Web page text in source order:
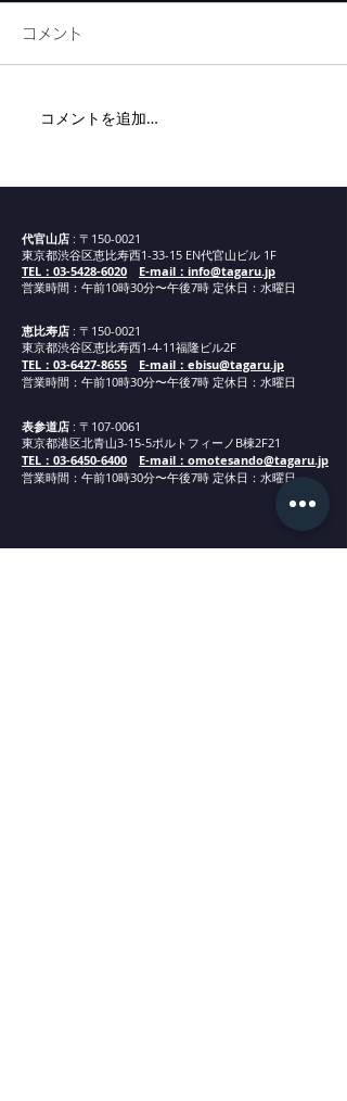
代官山新店舗までの道案
コメント
コメントを追加…
代官山店 : 〒150-0021
東京都渋谷区恵比寿西1-33-15 EN代官山ビル 1F
TEL：03-5428-6020
E-mail：info@tagaru.jp
営業時間：午前10時30分〜午後7時 定休日：水曜日
恵比寿店 : 〒150-0021
東京都渋谷区恵比寿西1-4-11福隆ビル2F
TEL：03-6427-8655
E-mail：ebisu@tagaru.jp
営業時間：午前10時30分〜午後7時 定休日：水曜日
表参道店 : 〒107-0061
東京都港区北青山3-15-5ポルトフィーノB棟2F21
TEL：03-6450-6400
E-mail：omotesando@tagaru.jp
営業時間：午前10時30分〜午後7時 定休日：水曜日